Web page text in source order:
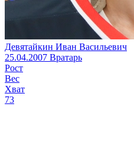
Девятайкин Иван Васильевич
25.04.2007 Вратарь
Рост
Вес
Хват
73